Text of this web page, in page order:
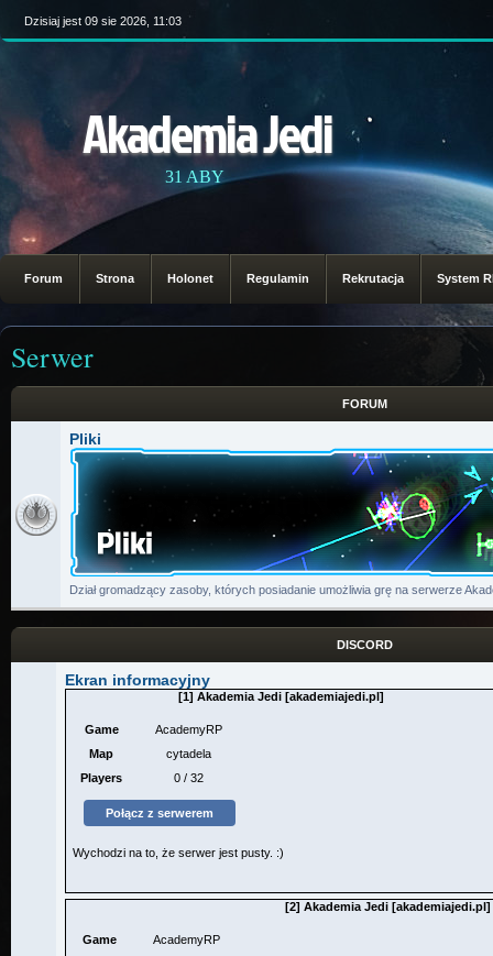
Dzisiaj jest 09 sie 2026, 11:03
Akademia Jedi
31 ABY
Forum Strona Holonet Regulamin Rekrutacja System
Serwer
FORUM
Pliki
Dział gromadzący zasoby, których posiadanie umożliwia grę na serwerze
DISCORD
Ekran informacyjny